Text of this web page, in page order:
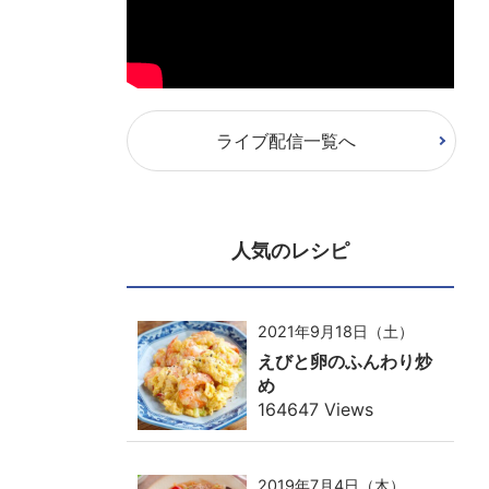
ライブ配信一覧へ
人気のレシピ
2021年9月18日（土）
えびと卵のふんわり炒
め
164647 Views
2019年7月4日（木）